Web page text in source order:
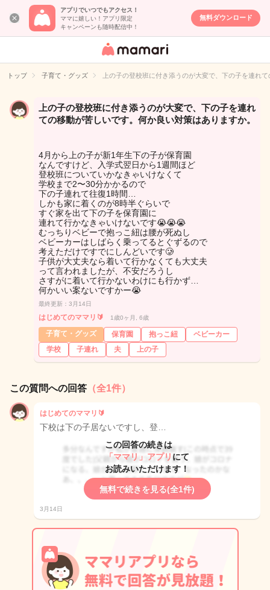
アプリでいつでもアクセス！
ママに嬉しい！アプリ限定
キャンペーンも随時配信中！
無料ダウンロード
女性専用匿名QA
イト
トップ 子育て・グッズ 上の子の登校班に付き添うのが大変で、下の子を連れ
上の子の登校班に付き添うのが大変で、下の子を連れ
ての移動が苦しいです。何か良い対策はありますか。
4月から上の子が新1年生下の子が保育園
なんですけど、入学式翌日から1週間ほど
登校班についていかなきゃいけなくて
学校まで2〜30分かかるので
下の子連れて往復1時間…
しかも家に着くのが8時半ぐらいで
すぐ家を出て下の子を保育園に
連れて行かなきゃいけないです😭😭😭
むっちりベビーで抱っこ紐は腰が死ぬし
ベビーカーはしばらく乗ってるとぐずるので
考えただけですでにしんどいです🥲
子供が大丈夫なら着いて行かなくても大丈夫
って言われましたが、不安だろうし
さすがに着いて行かないわけにも行かず…
何かいい案ないですかー😭
最終更新：3月14日
はじめてのママリ🔰 1歳0ヶ月, 6歳
子育て・グッズ 保育園 抱っこ紐
ベビーカー
学校
子連れ 夫 上の子
この質問への回答 （全1件）
はじめてのママリ🔰
下校は下の子居ないですし、登…
この回答の続きは
「ママリ」アプリ にて
お読みいただけます！
無料で続きを見る(全1件)
3月14日